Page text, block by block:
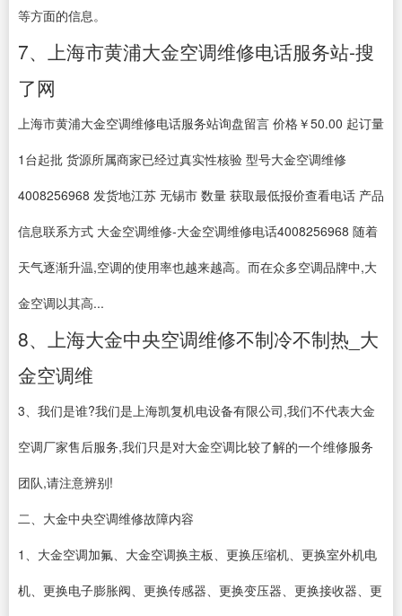
等方面的信息。
7、上海市黄浦大金空调维修电话服务站-搜
了网
上海市黄浦大金空调维修电话服务站询盘留言 价格￥50.00 起订量
1台起批 货源所属商家已经过真实性核验 型号大金空调维修
4008256968 发货地江苏 无锡市 数量 获取最低报价查看电话 产品
信息联系方式 大金空调维修-大金空调维修电话4008256968 随着
天气逐渐升温,空调的使用率也越来越高。而在众多空调品牌中,大
金空调以其高...
8、上海大金中央空调维修不制冷不制热_大
金空调维
3、我们是谁?我们是上海凯复机电设备有限公司,我们不代表大金
空调厂家售后服务,我们只是对大金空调比较了解的一个维修服务
团队,请注意辨别!
二、大金中央空调维修故障内容
1、大金空调加氟、大金空调换主板、更换压缩机、更换室外机电
机、更换电子膨胀阀、更换传感器、更换变压器、更换接收器、更